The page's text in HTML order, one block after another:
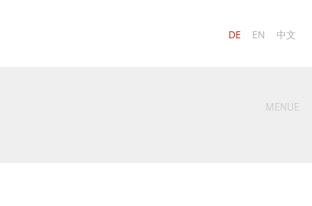
DE EN 中文
MENUE